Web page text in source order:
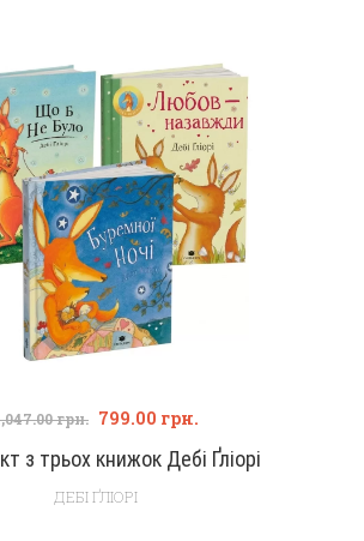
з трьох книжок Дебі Ґліорі
грн. 799.00 грн.
ДЕБІ ҐЛІОРІ